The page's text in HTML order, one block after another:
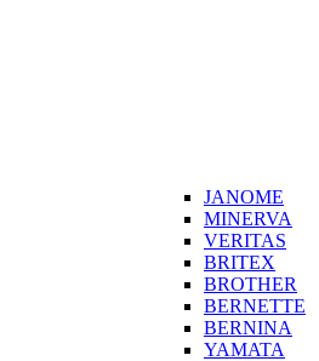
JANOME
MINERVA
VERITAS
BRITEX
BROTHER
BERNETTE
BERNINA
YAMATA